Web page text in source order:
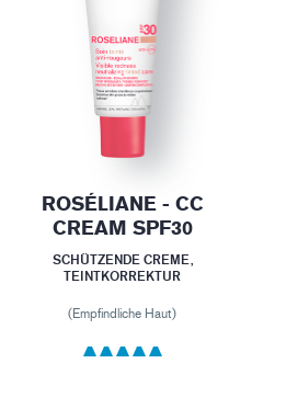
ROSÉLIANE - CC
CREAM SPF30
SCHÜTZENDE CREME,
TEINTKORREKTUR
(Empfindliche Haut)